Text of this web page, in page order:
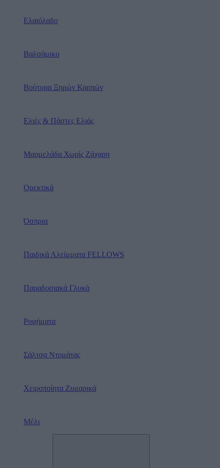
Ελαιόλαδο
Βαλσάμικο
Βούτυρα Ξηρών Καρπών
Ελιές & Πάστες Ελιάς
Μαρμελάδα Χωρίς Ζάχαρη
Ορεκτικά
Όσπρια
Παιδικά Αλείμματα FELLOWS
Παραδοσιακά Γλυκά
Ροφήματα
Σάλτσα Ντομάτας
Χειροποίητα Ζυμαρικά
Μέλι